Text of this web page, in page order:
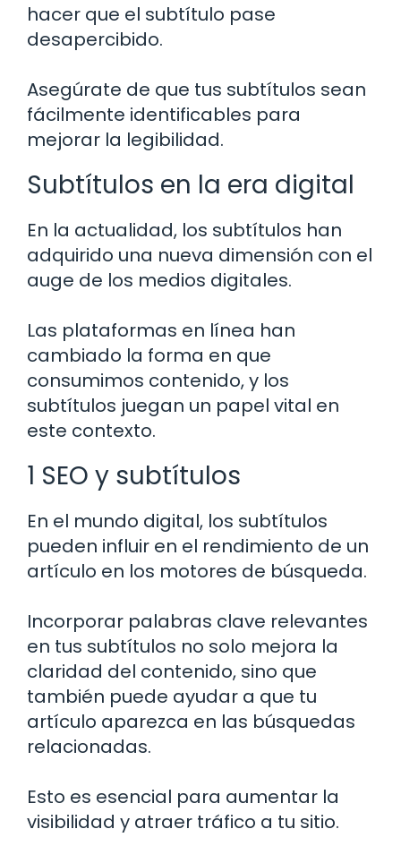
hacer que el subtítulo pase
desapercibido.
Asegúrate de que tus subtítulos sean
fácilmente identificables para
mejorar la legibilidad.
Subtítulos en la era digital
En la actualidad, los subtítulos han
adquirido una nueva dimensión con el
auge de los medios digitales.
Las plataformas en línea han
cambiado la forma en que
consumimos contenido, y los
subtítulos juegan un papel vital en
este contexto.
1 SEO y subtítulos
En el mundo digital, los subtítulos
pueden influir en el rendimiento de un
artículo en los motores de búsqueda.
Incorporar palabras clave relevantes
en tus subtítulos no solo mejora la
claridad del contenido, sino que
también puede ayudar a que tu
artículo aparezca en las búsquedas
relacionadas.
Esto es esencial para aumentar la
visibilidad y atraer tráfico a tu sitio.